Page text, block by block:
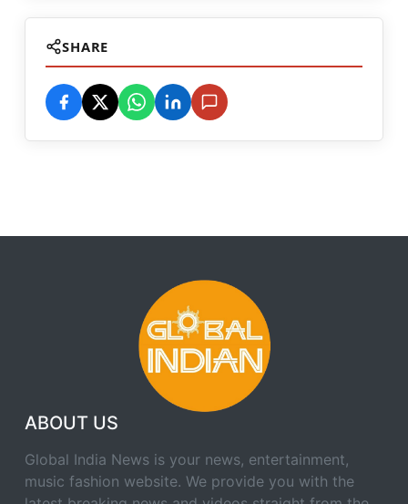
SHARE
ABOUT US
Global India News is your news, entertainment,
music fashion website. We provide you with the